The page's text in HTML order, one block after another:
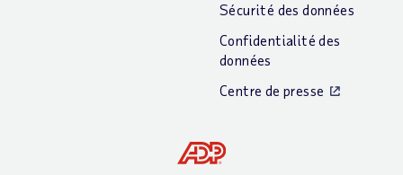
Sécurité des données
Confidentialité des
données
Centre de presse